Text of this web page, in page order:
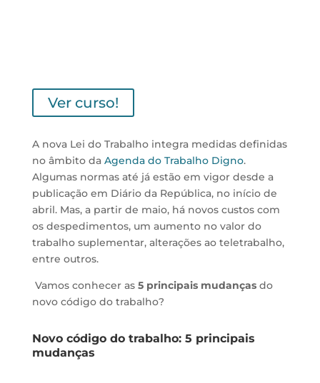
Ver curso!
A nova Lei do Trabalho integra medidas definidas
no âmbito da Agenda do Trabalho Digno.
Algumas normas até já estão em vigor desde a
publicação em Diário da República, no início de
abril. Mas, a partir de maio, há novos custos com
os despedimentos, um aumento no valor do
trabalho suplementar, alterações ao teletrabalho,
entre outros.
Vamos conhecer as 5 principais mudançasdo
novo código do trabalho?
Novo código do trabalho: 5 principais
mudanças